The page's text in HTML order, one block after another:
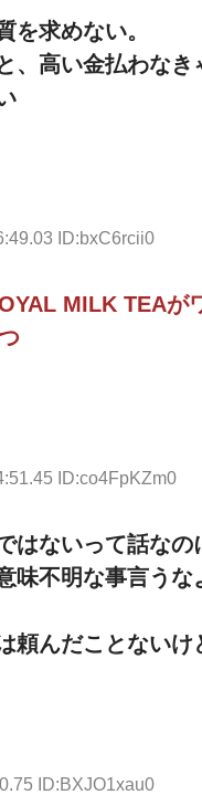
を求めない。
、高い金払わなき
ID:bxC6rcii0
MILK TEAが
ID:co4FpKZm0
はないって話な
味不明な事言うな
頼んだことない
ID:BXJO1xau0